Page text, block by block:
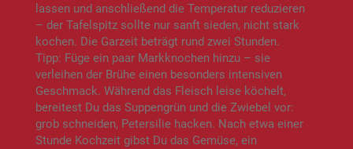
lassen und anschließend die Temperatur reduzieren
– der Tafelspitz sollte nur sanft sieden, nicht stark
kochen. Die Garzeit beträgt rund zwei Stunden.
Tipp: Füge ein paar Markknochen hinzu – sie
verleihen der Brühe einen besonders intensiven
Geschmack. Während das Fleisch leise köchelt,
bereitest Du das Suppengrün und die Zwiebel vor:
grob schneiden, Petersilie hacken. Nach etwa einer
Stunde Kochzeit gibst Du das Gemüse, ein